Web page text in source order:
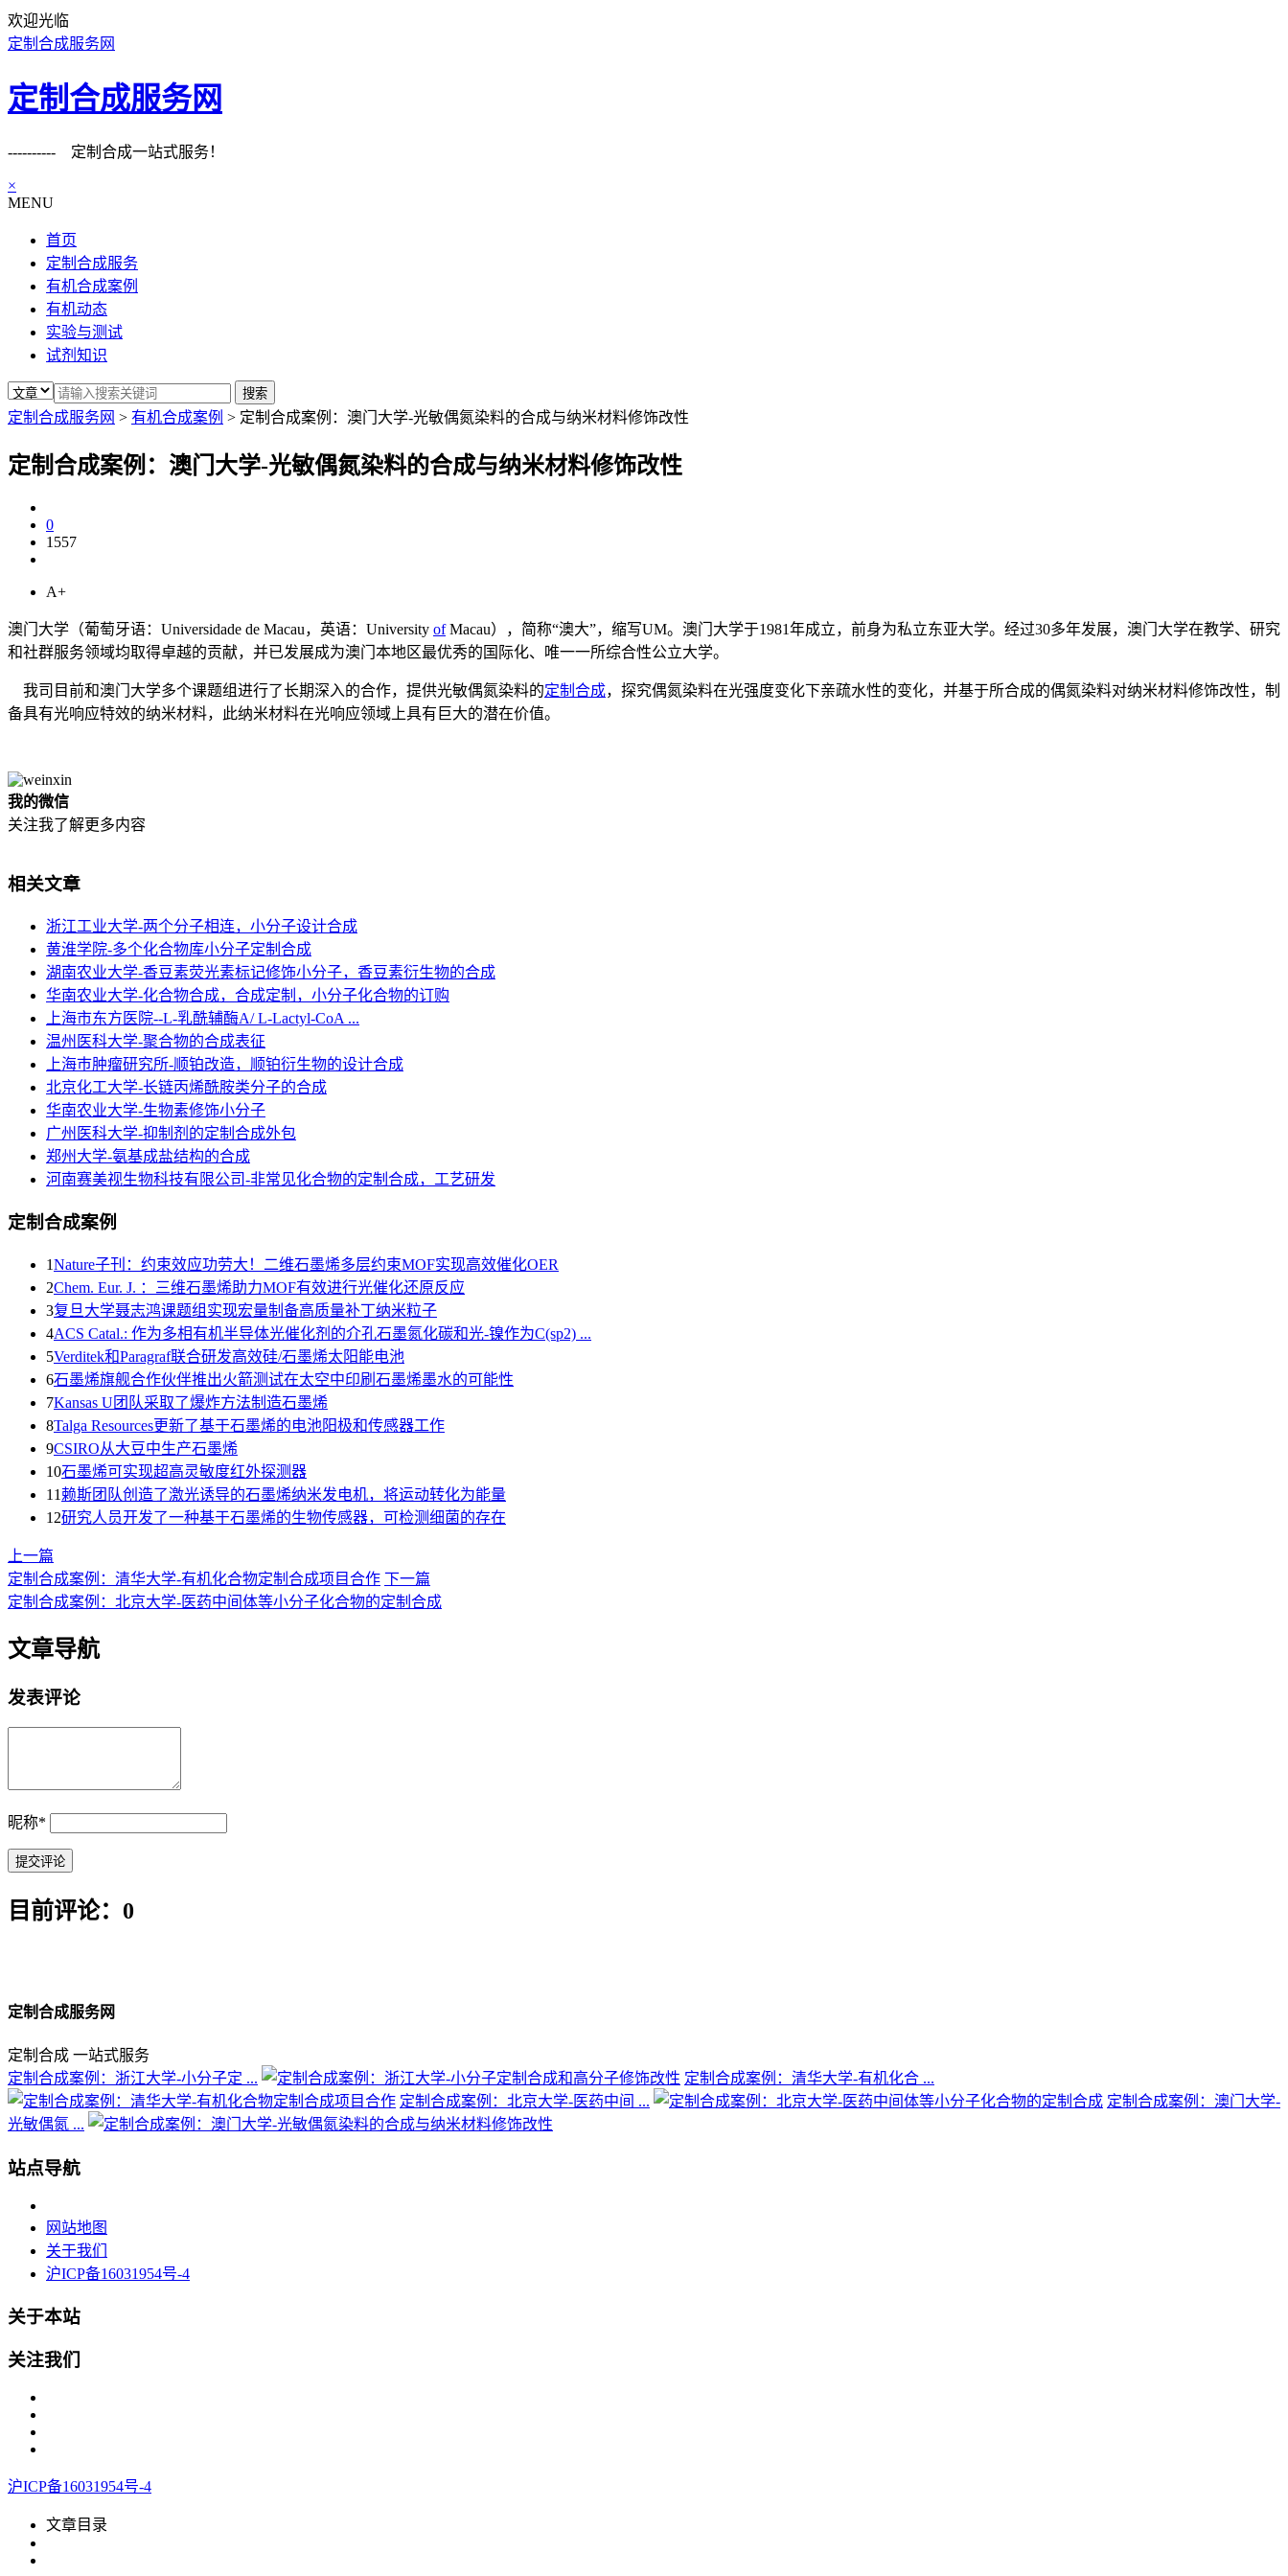
欢迎光临
定制合成服务网
定制合成服务网
---------- 定制合成一站式服务！
×
MENU
首页
定制合成服务
有机合成案例
有机动态
实验与测试
试剂知识
定制合成服务网 > 有机合成案例 > 定制合成案例：澳门大学-光敏偶氮染料的合成与纳米材料修饰改性
定制合成案例：澳门大学-光敏偶氮染料的合成与纳米材料修饰改性
0
1557
A+
澳门大学（葡萄牙语：Universidade de Macau，英语：University ofMacau），简称“澳大”，缩写UM。澳门大学于1981年成立，前身为私立东亚大学。经过30多年发展，澳门大学在教学、研究
和社群服务领域均取得卓越的贡献，并已发展成为澳门本地区最优秀的国际化、唯一一所综合性公立大学。
我司目前和澳门大学多个课题组进行了长期深入的合作，提供光敏偶氮染料的定制合成，探究偶氮染料在光强度变化下亲疏水性的变化，并基于所合成的偶氮染料对纳米材料修饰改性，制
备具有光响应特效的纳米材料，此纳米材料在光响应领域上具有巨大的潜在价值。
我的微信
关注我了解更多内容
相关文章
浙江工业大学-两个分子相连，小分子设计合成
黄淮学院-多个化合物库小分子定制合成
湖南农业大学-香豆素荧光素标记修饰小分子，香豆素衍生物的合成
华南农业大学-化合物合成，合成定制，小分子化合物的订购
上海市东方医院--L-乳酰辅酶A/ L-Lactyl-CoA ...
温州医科大学-聚合物的合成表征
上海巿肿瘤研究所-顺铂改造，顺铂衍生物的设计合成
北京化工大学-长链丙烯酰胺类分子的合成
华南农业大学-生物素修饰小分子
广州医科大学-抑制剂的定制合成外包
郑州大学-氨基成盐结构的合成
河南赛美视生物科技有限公司-非常见化合物的定制合成，工艺研发
定制合成案例
1Nature子刊：约束效应功劳大！二维石墨烯多层约束MOF实现高效催化OER
2Chem. Eur. J. ：三维石墨烯助力MOF有效进行光催化还原反应
3复旦大学聂志鸿课题组实现宏量制备高质量补丁纳米粒子
4ACS Catal.: 作为多相有机半导体光催化剂的介孔石墨氮化碳和光-镍作为C(sp2) ...
5Verditek和Paragraf联合研发高效硅/石墨烯太阳能电池
6石墨烯旗舰合作伙伴推出火箭测试在太空中印刷石墨烯墨水的可能性
7Kansas U团队采取了爆炸方法制造石墨烯
8Talga Resources更新了基于石墨烯的电池阳极和传感器工作
9CSIRO从大豆中生产石墨烯
10石墨烯可实现超高灵敏度红外探测器
11赖斯团队创造了激光诱导的石墨烯纳米发电机，将运动转化为能量
12研究人员开发了一种基于石墨烯的生物传感器，可检测细菌的存在
上一篇
定制合成案例：清华大学-有机化合物定制合成项目合作 下一篇
定制合成案例：北京大学-医药中间体等小分子化合物的定制合成
文章导航
发表评论
昵称*
目前评论：0
定制合成服务网
定制合成 一站式服务
定制合成案例：浙江大学-小分子定 ...
定制合成案例：清华大学-有机化合 ...
定制合成案例：北京大学-医药中间 ...
定制合成案例：澳门大学-
光敏偶氮 ...
站点导航
网站地图
关于我们
沪ICP备16031954号-4
关于本站
关注我们
沪ICP备16031954号-4
文章目录